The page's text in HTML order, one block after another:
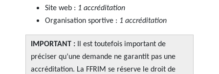
Site web : 1 accréditation
Organisation sportive : 1 accréditation
IMPORTANT : Il est toutefois important de
préciser qu’une demande ne garantit pas une
accréditation. La FFRIM se réserve le droit de